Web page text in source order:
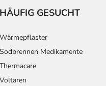
HÄUFIG GESUCHT
Wärmepflaster
Sodbrennen Medikamente
Thermacare
Voltaren